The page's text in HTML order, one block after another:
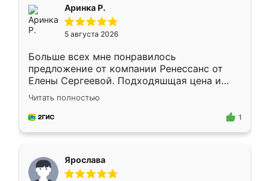
Аринка Р.
5 августа 2026
Больше всех мне понравилось
предложение от компании Ренессанс от
Елены Сергеевой. Подходяшщая цена и
короткие сроки изготовления. Приехавший
для замера сотрудник Владислав
предложил по моему эскизу самый
Читать полностью
1
Ярослава